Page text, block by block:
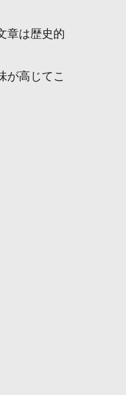
章は歴史的
が高じてこ